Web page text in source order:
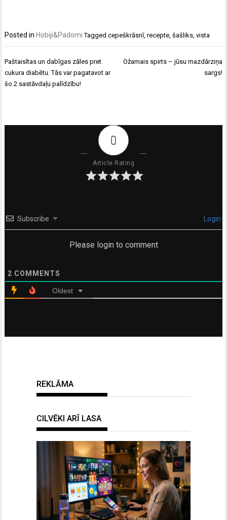
Posted in Hobiji&Padomi Taggedcepeškrāsnī,recepte ,šašliks ,vista
Ziņu
izvēlne
Paštaisītas un dabīgas zāles pret
cukura diabētu. Tās var pagatavot ar
šo 2 sastāvdaļu palīdzību!
Ožamais spirts – jūsu mazdārziņa
sargs!
0
Article Rating
Subscribe Login
Please login to comment
2 COMMENTS
Oldest
REKLĀMA
CILVĒKI ARĪ LASA